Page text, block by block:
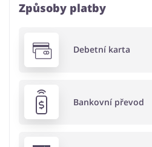
Způsoby platby
Debetní karta
Bankovní převod